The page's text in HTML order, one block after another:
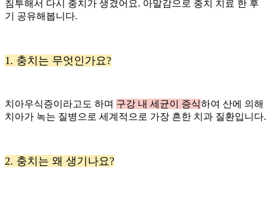
침투해서 다시 충치가 생겼어요. 아말감으로 충치 치료 한 후
기 공유해봅니다.
1. 충치는 무엇인가요?
치아우식증이라고도 하며 구강 내 세균이 증식하여 산에 의해
치아가 녹는 질병으로 세계적으로 가장 흔한 치과 질환입니다.
2. 충치는 왜 생기나요?